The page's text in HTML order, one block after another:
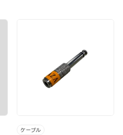
ケーブル